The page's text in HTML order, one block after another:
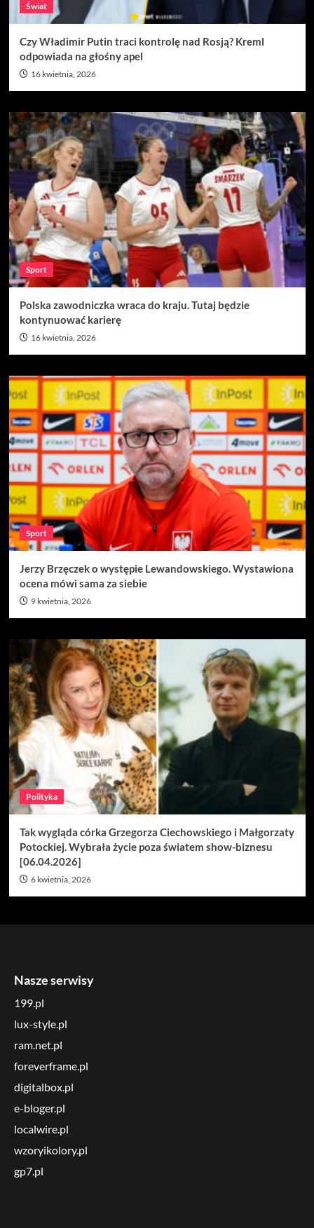
Świat
Czy Władimir Putin traci kontrolę nad Rosją? Kreml
odpowiada na głośny apel
16 kwietnia, 2026
Sport
Polska zawodniczka wraca do kraju. Tutaj będzie
kontynuować karierę
16 kwietnia, 2026
Sport
Jerzy Brzęczek o występie Lewandowskiego. Wystawiona
ocena mówi sama za siebie
9 kwietnia, 2026
Polityka
Tak wygląda córka Grzegorza Ciechowskiego i Małgorzaty
Potockiej. Wybrała życie poza światem show-biznesu
[06.04.2026]
6 kwietnia, 2026
Nasze serwisy
199.pl
lux-style.pl
ram.net.pl
foreverframe.pl
digitalbox.pl
e-bloger.pl
localwire.pl
wzoryikolory.pl
gp7.pl